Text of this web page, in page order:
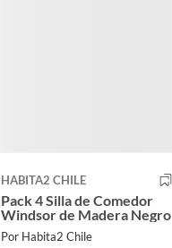
HABITA2 CHILE
Pack 4 Silla de Comedor
Windsor de Madera Negro
Por Habita2 Chile